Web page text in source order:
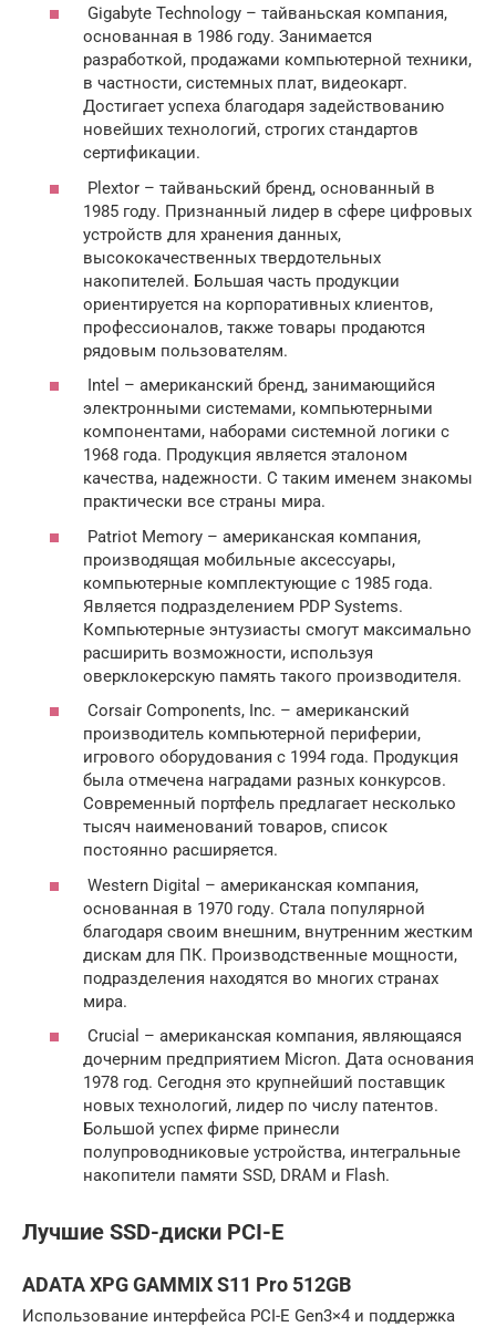
Gigabyte Technology – тайваньская компания,
основанная в 1986 году. Занимается
разработкой, продажами компьютерной техники,
в частности, системных плат, видеокарт.
Достигает успеха благодаря задействованию
новейших технологий, строгих стандартов
сертификации.
Plextor – тайваньский бренд, основанный в
1985 году. Признанный лидер в сфере цифровых
устройств для хранения данных,
высококачественных твердотельных
накопителей. Большая часть продукции
ориентируется на корпоративных клиентов,
профессионалов, также товары продаются
рядовым пользователям.
Intel – американский бренд, занимающийся
электронными системами, компьютерными
компонентами, наборами системной логики с
1968 года. Продукция является эталоном
качества, надежности. С таким именем знакомы
практически все страны мира.
Patriot Memory – американская компания,
производящая мобильные аксессуары,
компьютерные комплектующие с 1985 года.
Является подразделением PDP Systems.
Компьютерные энтузиасты смогут максимально
расширить возможности, используя
оверклокерскую память такого производителя.
Corsair Components, Inc. – американский
производитель компьютерной периферии,
игрового оборудования с 1994 года. Продукция
была отмечена наградами разных конкурсов.
Современный портфель предлагает несколько
тысяч наименований товаров, список
постоянно расширяется.
Western Digital – американская компания,
основанная в 1970 году. Стала популярной
благодаря своим внешним, внутренним жестким
дискам для ПК. Производственные мощности,
подразделения находятся во многих странах
мира.
Crucial – американская компания, являющаяся
дочерним предприятием Micron. Дата основания
1978 год. Сегодня это крупнейший поставщик
новых технологий, лидер по числу патентов.
Большой успех фирме принесли
полупроводниковые устройства, интегральные
накопители памяти SSD, DRAM и Flash.
Лучшие SSD-диски PCI-E
ADATA XPG GAMMIX S11 Pro 512GB
Использование интерфейса PCI-E Gen3×4 и поддержка